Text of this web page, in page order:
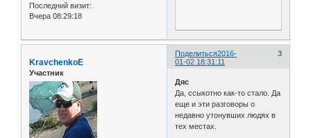
Последний визит:
Вчера 08:29:18
Поделиться 3
2016-
01-02 18:31:11
KravchenkoE
Участник
Дяс
Да, ссыкотно как-то стало. Да
еще и эти разговоры о
недавно утонувших людях в
тех местах.